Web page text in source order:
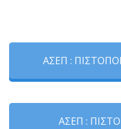
ΑΣΕΠ :
ΑΣΕΠ :